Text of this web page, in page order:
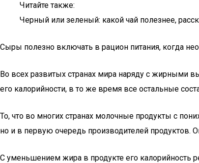
Читайте также:
Черный или зеленый: какой чай полезнее,
Сыры полезно включать в рацион питания, когда
Во всех развитых странах мира наряду с
его калорийности, в то же время все остальные
То, что во многих странах молочные продукты с
но и в первую очередь производителей продуктов.
С уменьшением жира в продукте его калорийность